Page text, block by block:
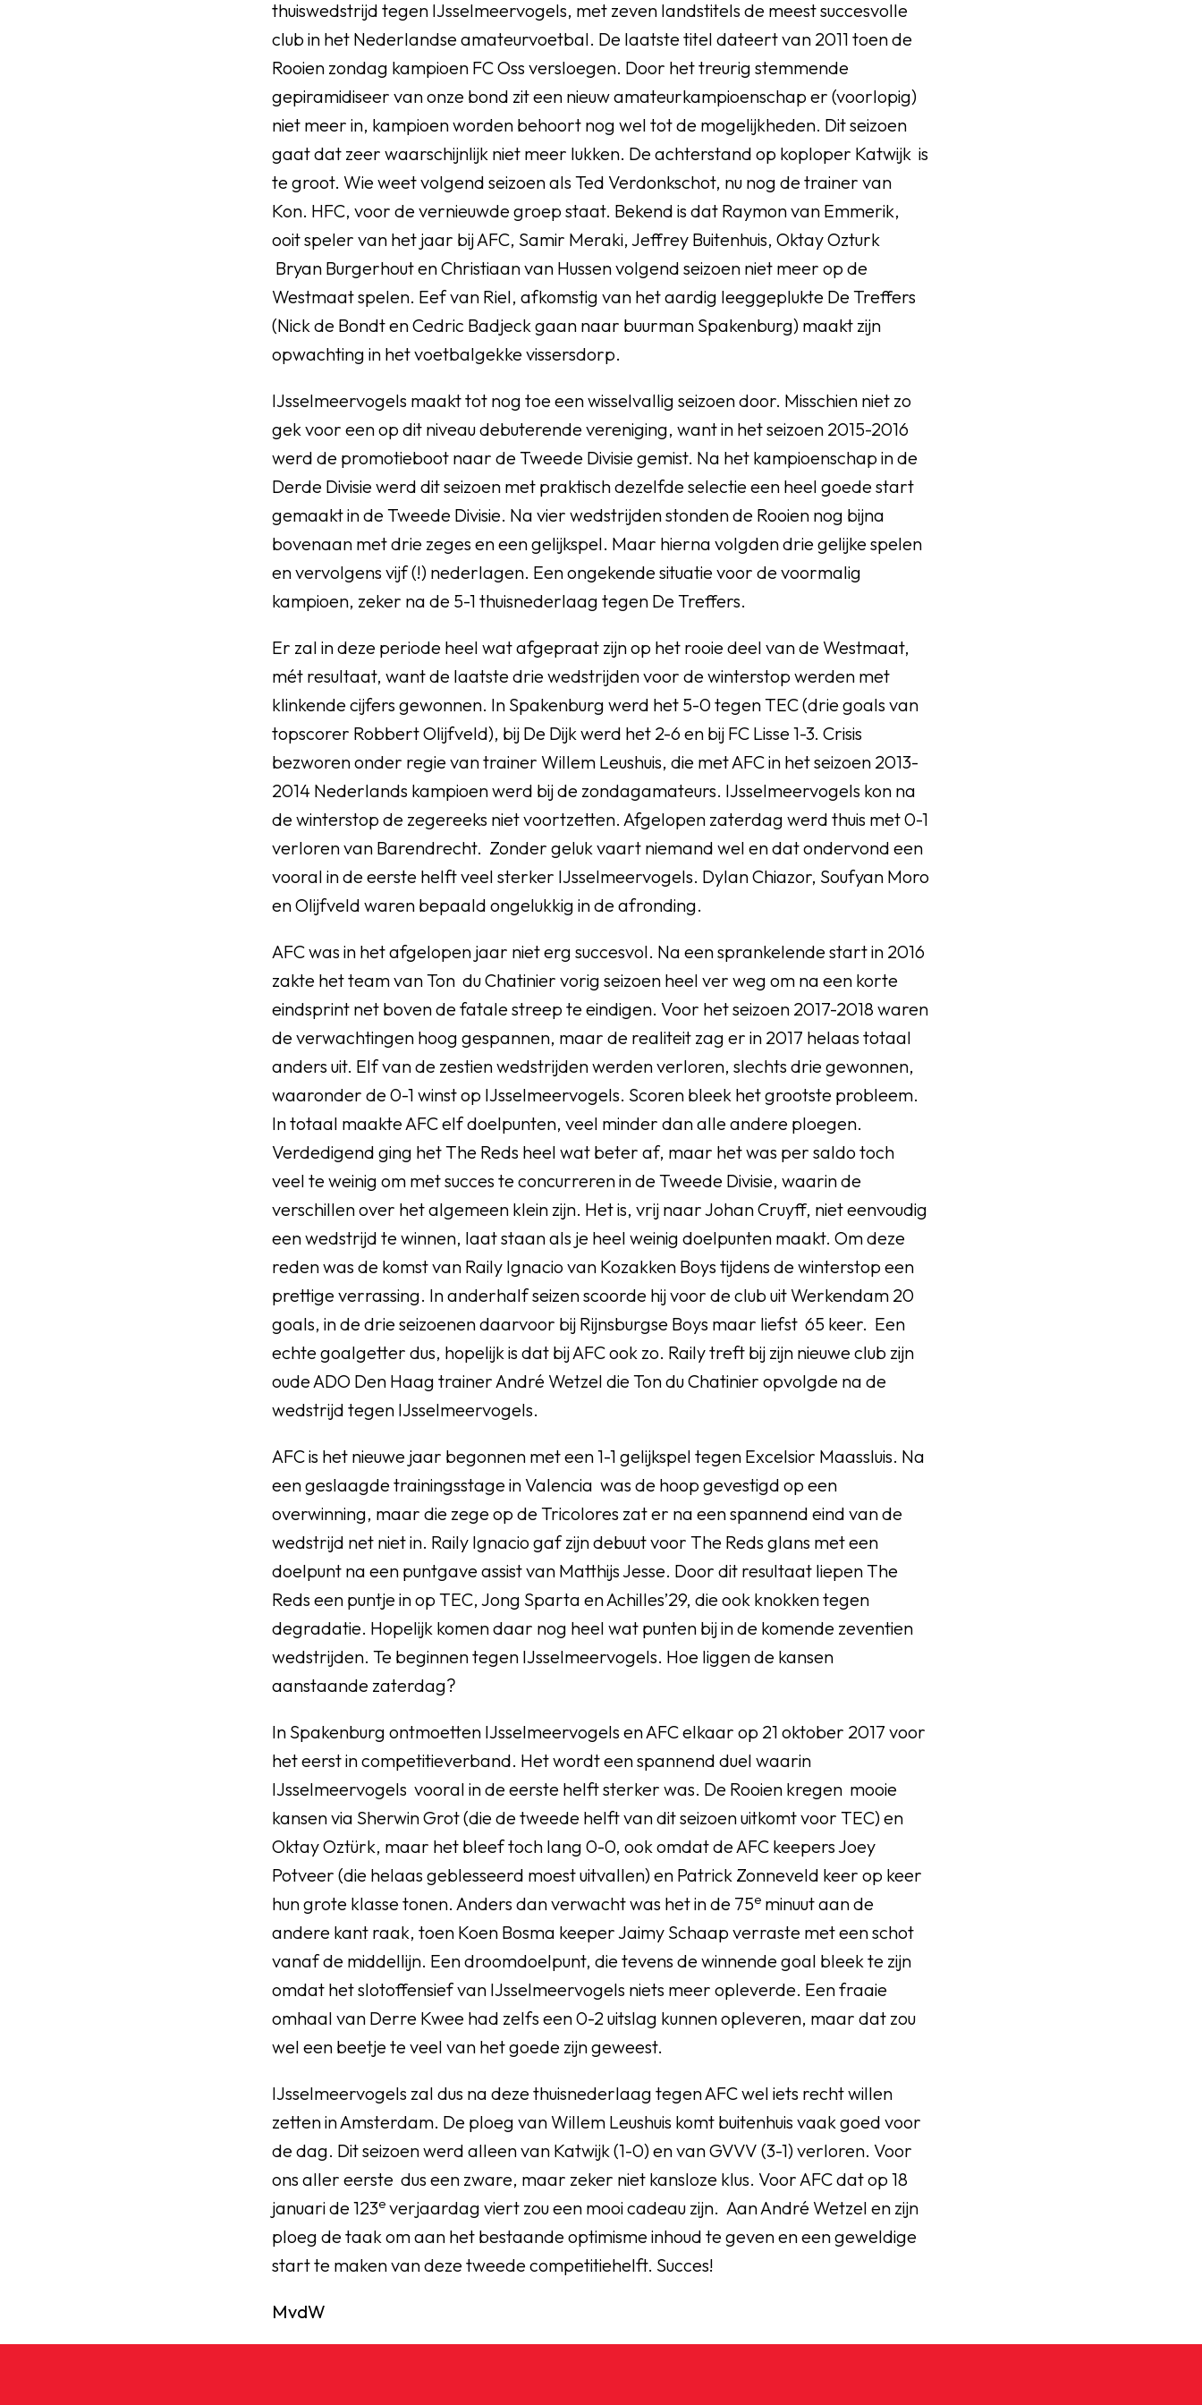
thuiswedstrijd tegen IJsselmeervogels, met zeven landstitels de meest succesvolle
club in het Nederlandse amateurvoetbal. De laatste titel dateert van 2011 toen de
Rooien zondag kampioen FC Oss versloegen. Door het treurig stemmende
gepiramidiseer van onze bond zit een nieuw amateurkampioenschap er (voorlopig)
niet meer in, kampioen worden behoort nog wel tot de mogelijkheden. Dit seizoen
gaat dat zeer waarschijnlijk niet meer lukken. De achterstand op koploper Katwijk is
te groot. Wie weet volgend seizoen als Ted Verdonkschot, nu nog de trainer van
Kon. HFC, voor de vernieuwde groep staat. Bekend is dat Raymon van Emmerik,
ooit speler van het jaar bij AFC, Samir Meraki, Jeffrey Buitenhuis, Oktay Ozturk
Bryan Burgerhout en Christiaan van Hussen volgend seizoen niet meer op de
Westmaat spelen. Eef van Riel, afkomstig van het aardig leeggeplukte De Treffers
(Nick de Bondt en Cedric Badjeck gaan naar buurman Spakenburg) maakt zijn
opwachting in het voetbalgekke vissersdorp.
IJsselmeervogels maakt tot nog toe een wisselvallig seizoen door. Misschien niet zo
gek voor een op dit niveau debuterende vereniging, want in het seizoen 2015-2016
werd de promotieboot naar de Tweede Divisie gemist. Na het kampioenschap in de
Derde Divisie werd dit seizoen met praktisch dezelfde selectie een heel goede start
gemaakt in de Tweede Divisie. Na vier wedstrijden stonden de Rooien nog bijna
bovenaan met drie zeges en een gelijkspel. Maar hierna volgden drie gelijke spelen
en vervolgens vijf (!) nederlagen. Een ongekende situatie voor de voormalig
kampioen, zeker na de 5-1 thuisnederlaag tegen De Treffers.
Er zal in deze periode heel wat afgepraat zijn op het rooie deel van de Westmaat,
mét resultaat, want de laatste drie wedstrijden voor de winterstop werden met
klinkende cijfers gewonnen. In Spakenburg werd het 5-0 tegen TEC (drie goals van
topscorer Robbert Olijfveld), bij De Dijk werd het 2-6 en bij FC Lisse 1-3. Crisis
bezworen onder regie van trainer Willem Leushuis, die met AFC in het seizoen 2013-
2014 Nederlands kampioen werd bij de zondagamateurs. IJsselmeervogels kon na
de winterstop de zegereeks niet voortzetten. Afgelopen zaterdag werd thuis met 0-1
verloren van Barendrecht. Zonder geluk vaart niemand wel en dat ondervond een
vooral in de eerste helft veel sterker IJsselmeervogels. Dylan Chiazor, Soufyan Moro
en Olijfveld waren bepaald ongelukkig in de afronding.
AFC was in het afgelopen jaar niet erg succesvol. Na een sprankelende start in 2016
zakte het team van Ton du Chatinier vorig seizoen heel ver weg om na een korte
eindsprint net boven de fatale streep te eindigen. Voor het seizoen 2017-2018 waren
de verwachtingen hoog gespannen, maar de realiteit zag er in 2017 helaas totaal
anders uit. Elf van de zestien wedstrijden werden verloren, slechts drie gewonnen,
waaronder de 0-1 winst op IJsselmeervogels. Scoren bleek het grootste probleem.
In totaal maakte AFC elf doelpunten, veel minder dan alle andere ploegen.
Verdedigend ging het The Reds heel wat beter af, maar het was per saldo toch
veel te weinig om met succes te concurreren in de Tweede Divisie, waarin de
verschillen over het algemeen klein zijn. Het is, vrij naar Johan Cruyff, niet eenvoudig
een wedstrijd te winnen, laat staan als je heel weinig doelpunten maakt. Om deze
reden was de komst van Raily Ignacio van Kozakken Boys tijdens de winterstop een
prettige verrassing. In anderhalf seizen scoorde hij voor de club uit Werkendam 20
goals, in de drie seizoenen daarvoor bij Rijnsburgse Boys maar liefst 65 keer. Een
echte goalgetter dus, hopelijk is dat bij AFC ook zo. Raily treft bij zijn nieuwe club zijn
oude ADO Den Haag trainer André Wetzel die Ton du Chatinier opvolgde na de
wedstrijd tegen IJsselmeervogels.
AFC is het nieuwe jaar begonnen met een 1-1 gelijkspel tegen Excelsior Maassluis. Na
een geslaagde trainingsstage in Valencia was de hoop gevestigd op een
overwinning, maar die zege op de Tricolores zat er na een spannend eind van de
wedstrijd net niet in. Raily Ignacio gaf zijn debuut voor The Reds glans met een
doelpunt na een puntgave assist van Matthijs Jesse. Door dit resultaat liepen The
Reds een puntje in op TEC, Jong Sparta en Achilles’29, die ook knokken tegen
degradatie. Hopelijk komen daar nog heel wat punten bij in de komende zeventien
wedstrijden. Te beginnen tegen IJsselmeervogels. Hoe liggen de kansen
aanstaande zaterdag?
In Spakenburg ontmoetten IJsselmeervogels en AFC elkaar op 21 oktober 2017 voor
het eerst in competitieverband. Het wordt een spannend duel waarin
IJsselmeervogels vooral in de eerste helft sterker was. De Rooien kregen mooie
kansen via Sherwin Grot (die de tweede helft van dit seizoen uitkomt voor TEC) en
Oktay Oztürk, maar het bleef toch lang 0-0, ook omdat de AFC keepers Joey
Potveer (die helaas geblesseerd moest uitvallen) en Patrick Zonneveld keer op keer
hun grote klasse tonen. Anders dan verwacht was het in de 75e minuut aan de
andere kant raak, toen Koen Bosma keeper Jaimy Schaap verraste met een schot
vanaf de middellijn. Een droomdoelpunt, die tevens de winnende goal bleek te zijn
omdat het slotoffensief van IJsselmeervogels niets meer opleverde. Een fraaie
omhaal van Derre Kwee had zelfs een 0-2 uitslag kunnen opleveren, maar dat zou
wel een beetje te veel van het goede zijn geweest.
IJsselmeervogels zal dus na deze thuisnederlaag tegen AFC wel iets recht willen
zetten in Amsterdam. De ploeg van Willem Leushuis komt buitenhuis vaak goed voor
de dag. Dit seizoen werd alleen van Katwijk (1-0) en van GVVV (3-1) verloren. Voor
ons aller eerste dus een zware, maar zeker niet kansloze klus. Voor AFC dat op 18
januari de 123e verjaardag viert zou een mooi cadeau zijn. Aan André Wetzel en zijn
ploeg de taak om aan het bestaande optimisme inhoud te geven en een geweldige
start te maken van deze tweede competitiehelft. Succes!
MvdW